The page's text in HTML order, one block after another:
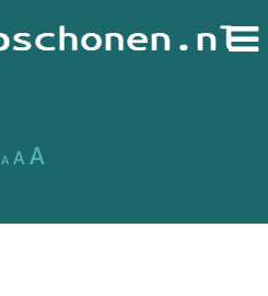
A
Lettertype
grootte
A Lettertype
resetten.
A